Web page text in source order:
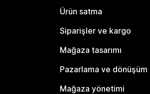
Ürün satma
Siparişler ve kargo
Mağaza tasarımı
Pazarlama ve dönüşüm
Mağaza yönetimi